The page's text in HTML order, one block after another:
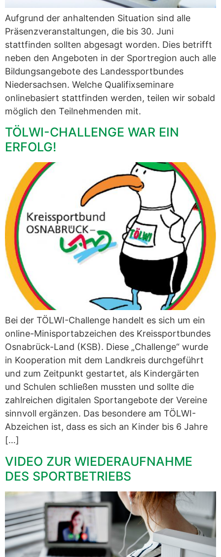
Aufgrund der anhaltenden Situation sind alle
Präsenzveranstaltungen, die bis 30. Juni
stattfinden sollten abgesagt worden. Dies betrifft
neben den Angeboten in der Sportregion auch alle
Bildungsangebote des Landessportbundes
Niedersachsen. Welche Qualifixseminare
onlinebasiert stattfinden werden, teilen wir sobald
möglich den Teilnehmenden mit.
TÖLWI-CHALLENGE WAR EIN
ERFOLG!
Bei der TÖLWI-Challenge handelt es sich um ein
online-Minisportabzeichen des Kreissportbundes
Osnabrück-Land (KSB). Diese „Challenge“ wurde
in Kooperation mit dem Landkreis durchgeführt
und zum Zeitpunkt gestartet, als Kindergärten
und Schulen schließen mussten und sollte die
zahlreichen digitalen Sportangebote der Vereine
sinnvoll ergänzen. Das besondere am TÖLWI-
Abzeichen ist, dass es sich an Kinder bis 6 Jahre
[…]
VIDEO ZUR WIEDERAUFNAHME
DES SPORTBETRIEBS